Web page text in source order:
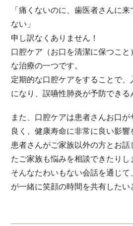
「痛くないのに、歯医者さんに
ない」
申し訳なくありません！
口腔ケア（お口を清潔に保つこ
な治療の一つです。
定期的な口腔ケアをすることで
になり、誤嚥性肺炎が予防できる
また、口腔ケアは患者さんお口
良く、健康寿命に非常に良い影響
患者さんがご家族以外の方とお話
たご家族も悩みを相談できたりし
そんなたわいもない会話を通じて
が一緒に笑顔の時間を共有したい